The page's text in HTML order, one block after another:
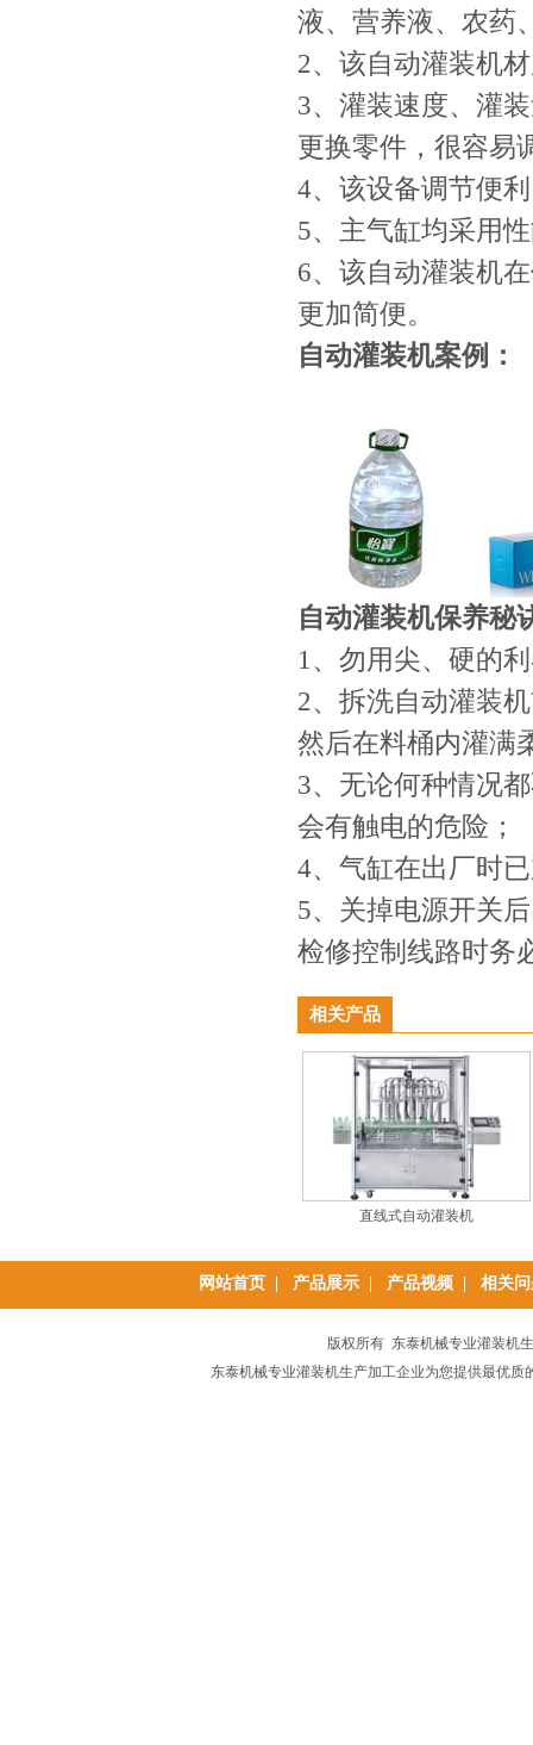
液、营养液、农药
2、该自动灌装机
3、灌装速度、灌
更换零件，很容易
4、该设备调节便
5、主气缸均采用
6、该自动灌装机
更加简便。
自动灌装机案例：
自动灌装机保养秘
1、勿用尖、硬的
2、拆洗自动灌装
然后在料桶内灌满
3、无论何种情况
会有触电的危险；
4、气缸在出厂时
5、关掉电源开关
检修控制线路时务
相关产品
直线式自动灌装机
网站首页| 产品展示| 产品视频 相关问
版权所有 东泰机械专业灌装机
东泰机械专业灌装机生产加工企业为您提供最优